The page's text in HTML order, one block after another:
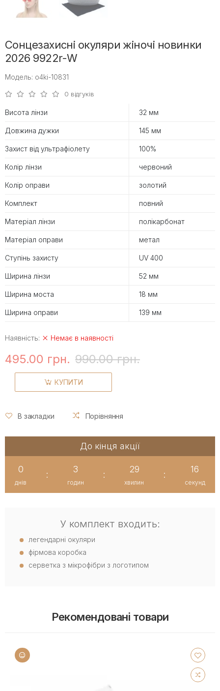
Сонцезахисні окуляри жіночі новинки
2026 9922r-W
Модель: o4ki-10831
0 відгуків
Висота лінзи 32 мм
Довжина дужки 145 мм
Захист від ультрафіолету 100%
Колір лінзи червоний
Колір оправи золотий
Комплект повний
Матеріал лінзи полікарбонат
Матеріал оправи метал
Ступінь захисту UV 400
Ширина лінзи 52 мм
Ширина моста 18 мм
Ширина оправи 139 мм
Наявність: Немає в наявності
495.00 грн. 990.00 грн.
КУПИТИ
В закладки Порівняння
До кінця акції
0
днів
:
3
годин
:
29
хвилин
:
16
секунд
У комплект входить:
легендарні окуляри
фірмова коробка
серветка з мікрофібри з логотипом
Рекомендовані товари